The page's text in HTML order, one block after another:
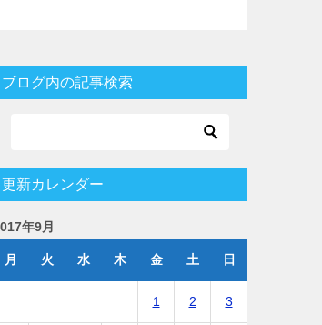
ブログ内の記事検索
更新カレンダー
年9月
月 火 水 木 金 土 日
1 2 3